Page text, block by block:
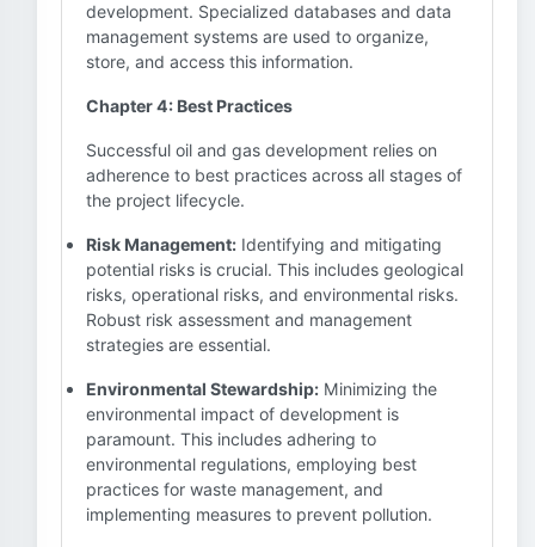
development. Specialized databases and data
management systems are used to organize,
store, and access this information.
Chapter 4: Best Practices
Successful oil and gas development relies on
adherence to best practices across all stages of
the project lifecycle.
Risk Management: Identifying and mitigating
potential risks is crucial. This includes geological
risks, operational risks, and environmental risks.
Robust risk assessment and management
strategies are essential.
Environmental Stewardship: Minimizing the
environmental impact of development is
paramount. This includes adhering to
environmental regulations, employing best
practices for waste management, and
implementing measures to prevent pollution.